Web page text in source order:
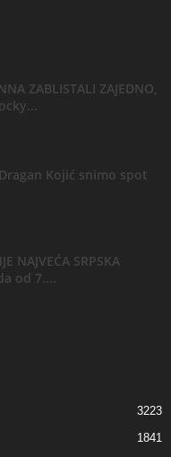
ZABLISTALI ZAJEDNO,
Dragan Kojić snimo spot
NAJVEĆA SRPSKA
od 7....
3223
1841